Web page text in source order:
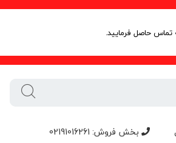
بخش فروش: 02191016261